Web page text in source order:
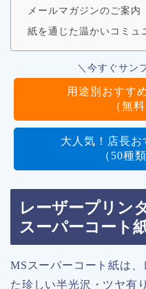
メールマガジンのご案内
紙を通じた温かいコミュ
＼今すぐサン
用途別おすす
（無
大人気！店長
（50種
レーザープリン
スーパーコート
MSスーパーコート紙は
た珍しい半光沢・ツヤ有